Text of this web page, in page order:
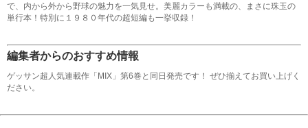
で、内から外から野球の魅力を一気見せ。美麗カラーも満載の、まさに珠玉の
単行本！特別に１９８０年代の超短編も一挙収録！
編集者からのおすすめ情報
ゲッサン超人気連載作「MIX」第6巻と同日発売です！ ぜひ揃えてお買い上げく
ださい。